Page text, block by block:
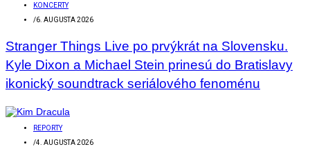
KONCERTY
/6. AUGUSTA 2026
Stranger Things Live po prvýkrát na Slovensku.
Kyle Dixon a Michael Stein prinesú do Bratislavy
ikonický soundtrack seriálového fenoménu
REPORTY
/4. AUGUSTA 2026